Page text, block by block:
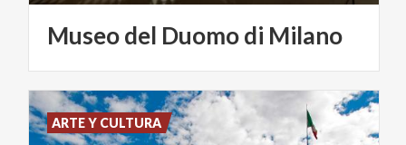
Museodel Duomodi Milano
ARTE Y CULTURA